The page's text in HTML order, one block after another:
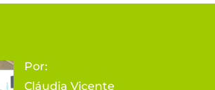
Por:
Cláudia Vicente